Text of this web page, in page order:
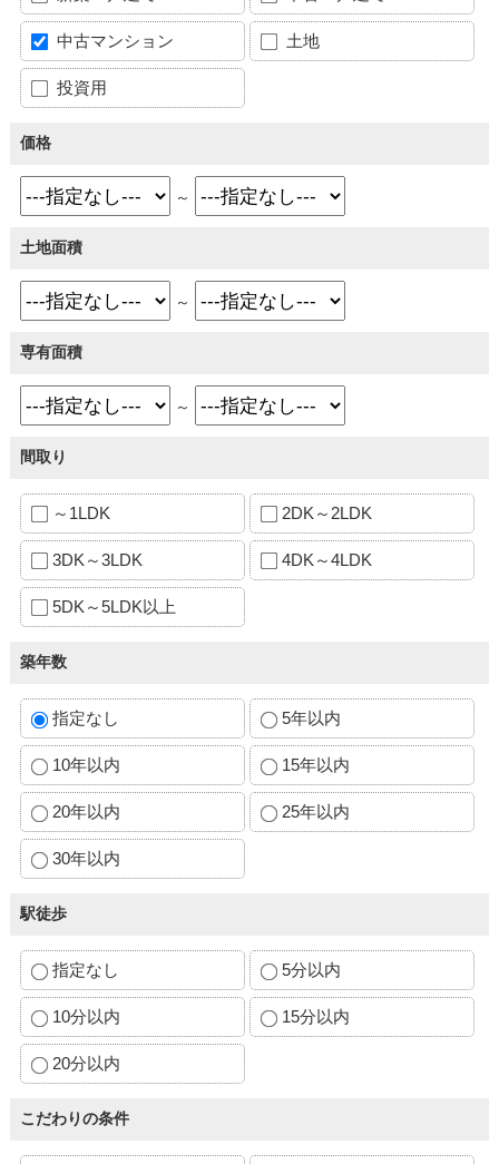
中古マンション 土地
投資用
価格
～
土地面積
～
専有面積
～
間取り
～1LDK 2DK～2LDK
3DK～3LDK 4DK～4LDK
5DK～5LDK以上
築年数
指定なし 5年以内
10年以内 15年以内
20年以内 25年以内
30年以内
駅徒歩
指定なし 5分以内
10分以内 15分以内
20分以内
こだわりの条件